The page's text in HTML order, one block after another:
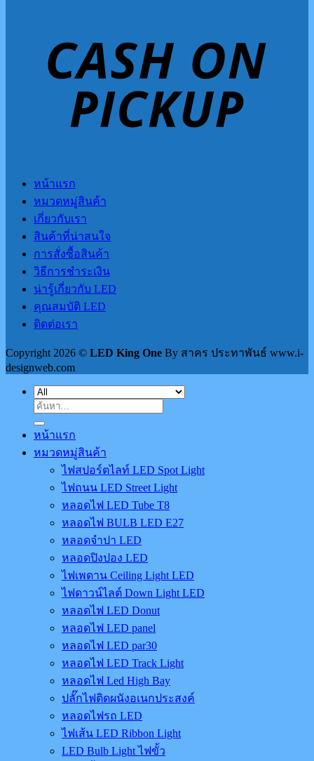
หน้าแรก
หมวดหมู่สินค้า
เกี่ยวกับเรา
สินค้าที่น่าสนใจ
การสั่งซื้อสินค้า
วิธีการชำระเงิน
น่ารู้เกี่ยวกับ LED
คุณสมบัติ LED
ติดต่อเรา
Copyright 2026 © LED King One By สาคร ประทาพันธ์ www.i-
designweb.com
ค้นหา:
หน้าแรก
หมวดหมู่สินค้า
ไฟสปอร์ตไลท์ LED Spot Light
ไฟถนน LED Street Light
หลอดไฟ LED Tube T8
หลอดไฟ BULB LED E27
หลอดจำปา LED
หลอดปิงปอง LED
ไฟเพดาน Ceiling Light LED
ไฟดาวน์ไลต์ Down Light LED
หลอดไฟ LED Donut
หลอดไฟ LED panel
หลอดไฟ LED par30
หลอดไฟ LED Track Light
หลอดไฟ Led High Bay
ปลั๊กไฟติดผนังอเนกประสงค์
หลอดไฟรถ LED
ไฟเส้น LED Ribbon Light
LED Bulb Light ไฟขั้ว